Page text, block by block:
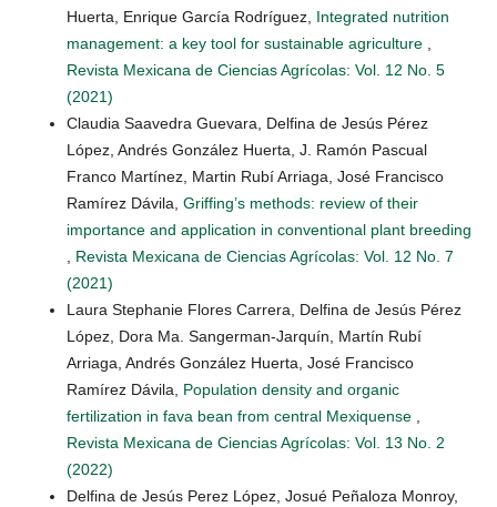
Huerta, Enrique García Rodríguez, Integrated nutrition
management: a key tool for sustainable agriculture ,
Revista Mexicana de Ciencias Agrícolas: Vol. 12 No. 5
(2021)
Claudia Saavedra Guevara, Delfina de Jesús Pérez
López, Andrés González Huerta, J. Ramón Pascual
Franco Martínez, Martin Rubí Arriaga, José Francisco
Ramírez Dávila, Griffing’s methods: review of their
importance and application in conventional plant breeding
, Revista Mexicana de Ciencias Agrícolas: Vol. 12 No. 7
(2021)
Laura Stephanie Flores Carrera, Delfina de Jesús Pérez
López, Dora Ma. Sangerman-Jarquín, Martín Rubí
Arriaga, Andrés González Huerta, José Francisco
Ramírez Dávila, Population density and organic
fertilization in fava bean from central Mexiquense ,
Revista Mexicana de Ciencias Agrícolas: Vol. 13 No. 2
(2022)
Delfina de Jesús Perez López, Josué Peñaloza Monroy,